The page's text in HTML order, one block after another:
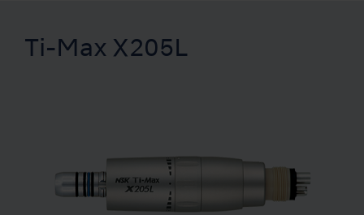
Ti-Max X205L